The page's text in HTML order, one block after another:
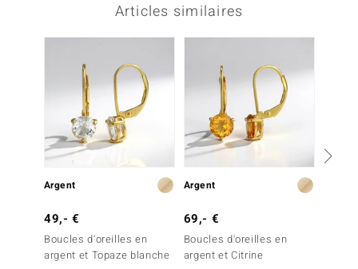
Collection
Articles similaires
Argent
49,- €
Boucles d'oreilles en
argent et Topaze blanche
Argent
69,- €
Boucles d'oreilles en
argent et Citrine